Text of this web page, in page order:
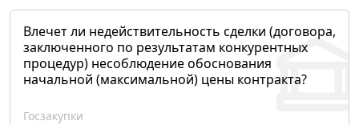
Влечет ли недействительность сделки (договора,
заключенного по результатам конкурентных
процедур) несоблюдение обоснования
начальной (максимальной) цены контракта?
Госзакупки